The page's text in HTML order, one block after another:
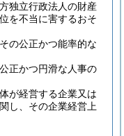
独立行政法人の財産
を不当に害するおそ
の公正かつ能率的な
正かつ円滑な人事の
が経営する企業又は
し、その企業経営上